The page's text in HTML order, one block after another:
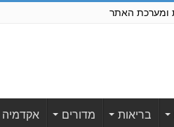
ומערכת האתר
בריאות מדורים אקדמיה